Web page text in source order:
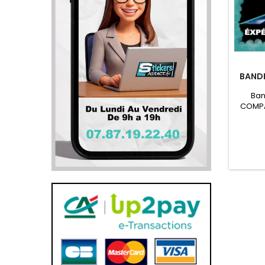
cm
Logo